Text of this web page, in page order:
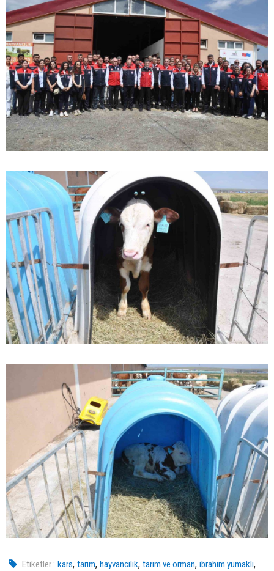
Etiketler : kars,tarım,hayvancılık,tarım ve orman,ibrahim yumaklı,